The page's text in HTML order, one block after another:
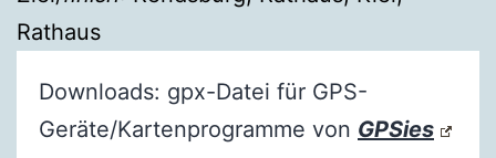
Rathaus
Downloads: gpx-Datei für GPS-
Geräte/Kartenprogramme von GPSies